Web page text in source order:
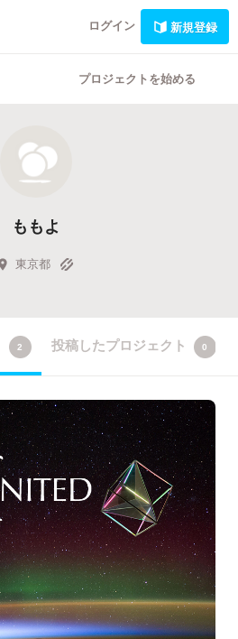
ログイン 新規登録
プロジェクトを始める
ももよ
東京都
2 投稿したプロジェクト 0